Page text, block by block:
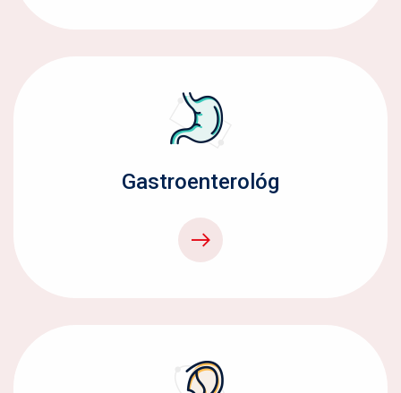
Gastroenterológ